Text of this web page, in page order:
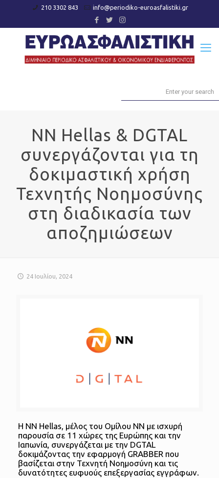
210 3302 843 info@periodiko-euroasfalistiki.gr
NN Hellas & DGTAL
συνεργάζονται για τη
δοκιμαστική χρήση
Τεχνητής Νοημοσύνης
στη διαδικασία των
αποζημιώσεων
24 Ιουλίου, 2024
Η NN Hellas, μέλος του Ομίλου NN με ισχυρή
παρουσία σε 11 χώρες της Ευρώπης και την
Ιαπωνία, συνεργάζεται με την DGTAL
δοκιμάζοντας την εφαρμογή GRABBER που
βασίζεται στην Τεχνητή Νοημοσύνη και τις
δυνατότητες ευφυούς επεξεργασίας εγγράφων.